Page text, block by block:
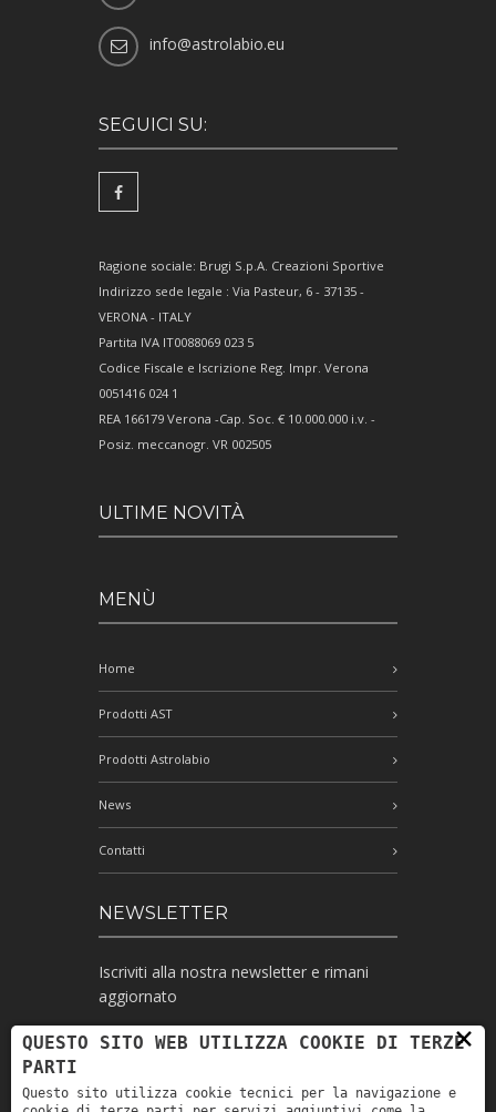
info@astrolabio.eu
SEGUICI SU:
Ragione sociale: Brugi S.p.A. Creazioni Sportive
Indirizzo sede legale : Via Pasteur, 6 - 37135 -
VERONA - ITALY
Partita IVA IT0088069 023 5
Codice Fiscale e Iscrizione Reg. Impr. Verona
0051416 024 1
REA 166179 Verona -Cap. Soc. € 10.000.000 i.v. -
Posiz. meccanogr. VR 002505
ULTIME NOVITÀ
MENÙ
Home
Prodotti AST
Prodotti Astrolabio
News
Contatti
NEWSLETTER
Iscriviti alla nostra newsletter e rimani
aggiornato
Ho letto l'informativa e autorizzo il
trattamento dei miei dati personali per le
×
QUESTO SITO WEB UTILIZZA COOKIE DI TERZE
PARTI
Questo sito utilizza cookie tecnici per la navigazione e